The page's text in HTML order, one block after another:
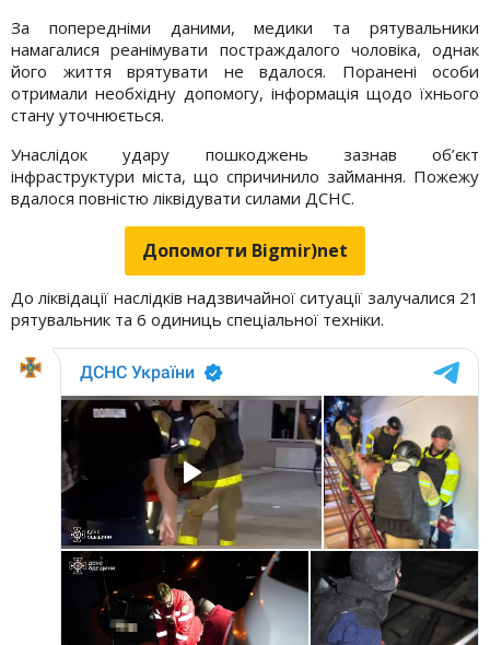
За попередніми даними, медики та рятувальники
намагалися реанімувати постраждалого чоловіка, однак
його життя врятувати не вдалося. Поранені особи
отримали необхідну допомогу, інформація щодо їхнього
стану уточнюється.
Унаслідок удару пошкоджень зазнав об’єкт
інфраструктури міста, що спричинило займання. Пожежу
вдалося повністю ліквідувати силами ДСНС.
Допомогти Bigmir)net
До ліквідації наслідків надзвичайної ситуації залучалися 21
рятувальник та 6 одиниць спеціальної техніки.